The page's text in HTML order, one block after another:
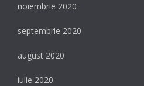
noiembrie 2020
septembrie 2020
august 2020
iulie 2020